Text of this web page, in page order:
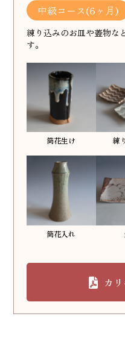
中級コース(6ヶ月)
練り込みのお皿や蓋物な
す。
筒花生け 練
筒花入れ
カ